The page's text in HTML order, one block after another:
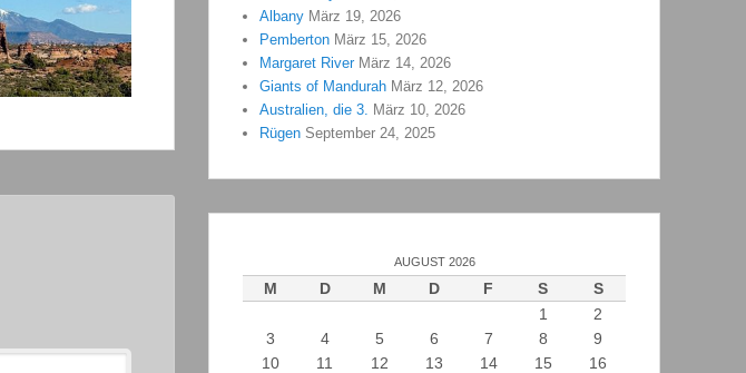
Albany März 19, 2026
Pemberton März 15, 2026
Margaret River März 14, 2026
Giants of Mandurah März 12, 2026
Australien, die 3. März 10, 2026
Rügen September 24, 2025
AUGUST 2026
M D M D F S
S
1
2
3
4 5 6 7 8
9
10
11 12 13 14 15
16